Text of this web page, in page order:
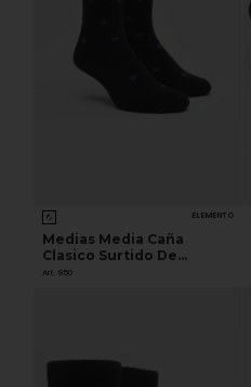
ELEMENTO
Medias Media Caña
Clasico Surtido De
Hombre.
Art. 950